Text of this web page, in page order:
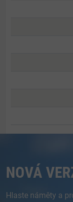
NOVÁ
Hlaste náměty a